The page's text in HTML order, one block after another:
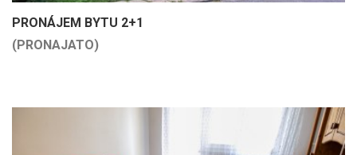
PRONÁJEM BYTU 2+1
(PRONAJATO)